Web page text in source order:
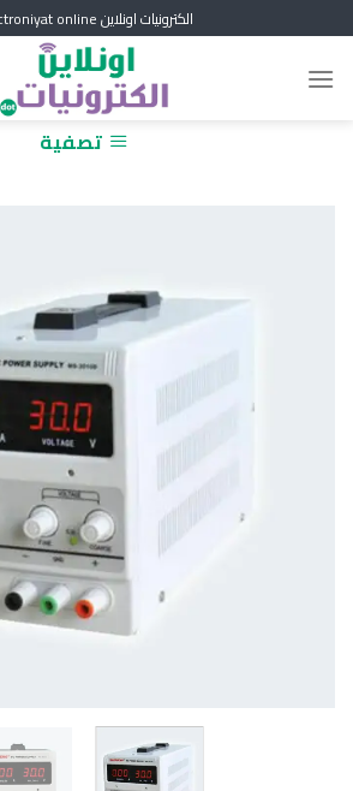
to
content
الكترونيات اونلاين Electroniyat online
تصفية